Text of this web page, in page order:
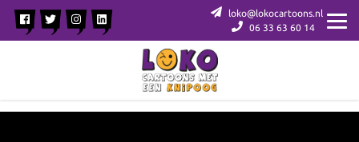
loko@lokocartoons.nl
06 33 63 60 14